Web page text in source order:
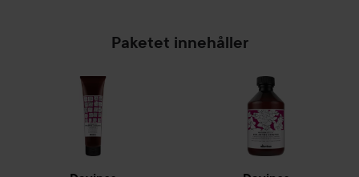
Paketet innehåller